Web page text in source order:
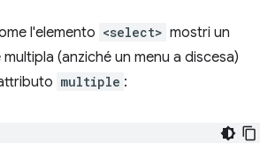
l'elemento <select> mostri un
(anziché un menu a discesa)
multiple :